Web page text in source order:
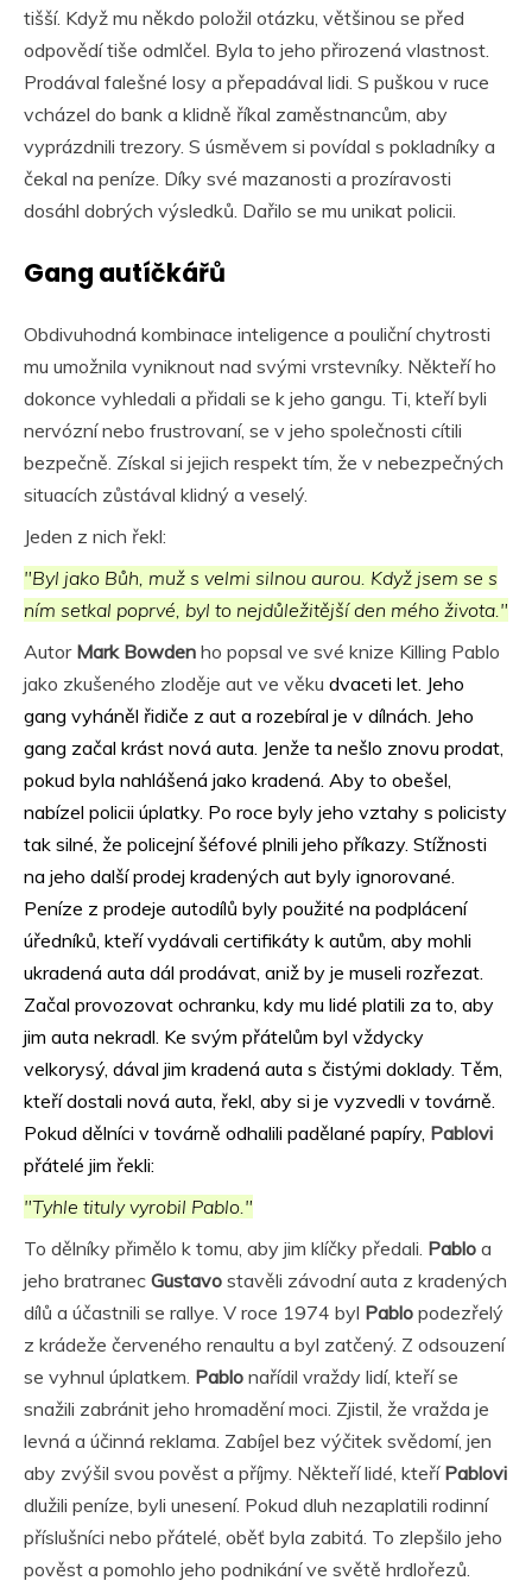
tišší. Když mu někdo položil otázku, většinou se před
odpovědí tiše odmlčel. Byla to jeho přirozená vlastnost.
Prodával falešné losy a přepadával lidi. S puškou v ruce
vcházel do bank a klidně říkal zaměstnancům, aby
vyprázdnili trezory. S úsměvem si povídal s pokladníky a
čekal na peníze. Díky své mazanosti a prozíravosti
dosáhl dobrých výsledků. Dařilo se mu unikat policii.
Gang autíčkářů
Obdivuhodná kombinace inteligence a pouliční chytrosti
mu umožnila vyniknout nad svými vrstevníky. Někteří ho
dokonce vyhledali a přidali se k jeho gangu. Ti, kteří byli
nervózní nebo frustrovaní, se v jeho společnosti cítili
bezpečně. Získal si jejich respekt tím, že v nebezpečných
situacích zůstával klidný a veselý.
Jeden z nich řekl:
"Byl jako Bůh, muž s velmi silnou aurou. Když jsem se s
ním setkal poprvé, byl to nejdůležitější den mého života."
Autor Mark Bowden ho popsal ve své knize Killing Pablo
jako zkušeného zloděje aut ve věku dvaceti let. Jeho
gang vyháněl řidiče z aut a rozebíral je v dílnách. Jeho
gang začal krást nová auta. Jenže ta nešlo znovu prodat,
pokud byla nahlášená jako kradená. Aby to obešel,
nabízel policii úplatky. Po roce byly jeho vztahy s policisty
tak silné, že policejní šéfové plnili jeho příkazy. Stížnosti
na jeho další prodej kradených aut byly ignorované.
Peníze z prodeje autodílů byly použité na podplácení
úředníků, kteří vydávali certifikáty k autům, aby mohli
ukradená auta dál prodávat, aniž by je museli rozřezat.
Začal provozovat ochranku, kdy mu lidé platili za to, aby
jim auta nekradl. Ke svým přátelům byl vždycky
velkorysý, dával jim kradená auta s čistými doklady. Těm,
kteří dostali nová auta, řekl, aby si je vyzvedli v továrně.
Pokud dělníci v továrně odhalili padělané papíry, Pablovi
přátelé jim řekli:
"Tyhle tituly vyrobil Pablo."
To dělníky přimělo k tomu, aby jim klíčky předali. Pablo a
jeho bratranec Gustavo stavěli závodní auta z kradených
dílů a účastnili se rallye. V roce 1974 byl Pablo podezřelý
z krádeže červeného renaultu a byl zatčený. Z odsouzení
se vyhnul úplatkem. Pablo nařídil vraždy lidí, kteří se
snažili zabránit jeho hromadění moci. Zjistil, že vražda je
levná a účinná reklama. Zabíjel bez výčitek svědomí, jen
aby zvýšil svou pověst a příjmy. Někteří lidé, kteří Pablovi
dlužili peníze, byli unesení. Pokud dluh nezaplatili rodinní
příslušníci nebo přátelé, oběť byla zabitá. To zlepšilo jeho
pověst a pomohlo jeho podnikání ve světě hrdlořezů.